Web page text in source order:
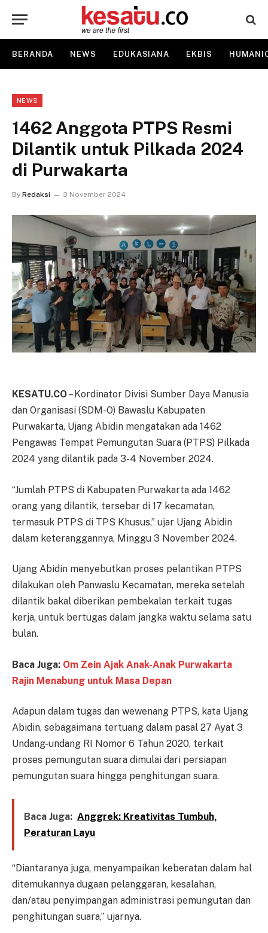
BERANDA NEWS EDUKASIANA EKBIS
NEWS
1462 Anggota PTPS Resmi
Dilantik untuk Pilkada 2024
di Purwakarta
By Redaksi 3 November 2024
KESATU.CO– Kordinator Divisi Sumber Daya Manusia
dan Organisasi (SDM-O) Bawaslu Kabupaten
Purwakarta, Ujang Abidin mengatakan ada 1462
Pengawas Tempat Pemungutan Suara (PTPS) Pilkada
2024 yang dilantik pada 3-4 November 2024.
“Jumlah PTPS di Kabupaten Purwakarta ada 1462
orang yang dilantik, tersebar di 17 kecamatan,
termasuk PTPS di TPS Khusus,” ujar Ujang Abidin
dalam keteranggannya, Minggu 3 November 2024.
Ujang Abidin menyebutkan proses pelantikan PTPS
dilakukan oleh Panwaslu Kecamatan, mereka setelah
dilantik bakal diberikan pembekalan terkait tugas
kerja, untuk bertugas dalam jangka waktu selama satu
bulan.
Baca Juga: Om Zein Ajak Anak-Anak Purwakarta
Rajin Menabung untuk Masa Depan
Adapun dalam tugas dan wewenang PTPS, kata Ujang
Abidin, sebagaimana tertuang dalam pasal 27 Ayat 3
Undang-undang RI Nomor 6 Tahun 2020, terkait
proses pemungutan suara dimulai dari persiapan
pemungutan suara hingga penghitungan suara.
Baca Juga: Anggrek: Kreativitas Tumbuh,
Peraturan Layu
“Diantaranya juga, menyampaikan keberatan dalam hal
ditemukannya dugaan pelanggaran, kesalahan,
dan/atau penyimpangan administrasi pemungutan dan
penghitungan suara,” ujarnya.